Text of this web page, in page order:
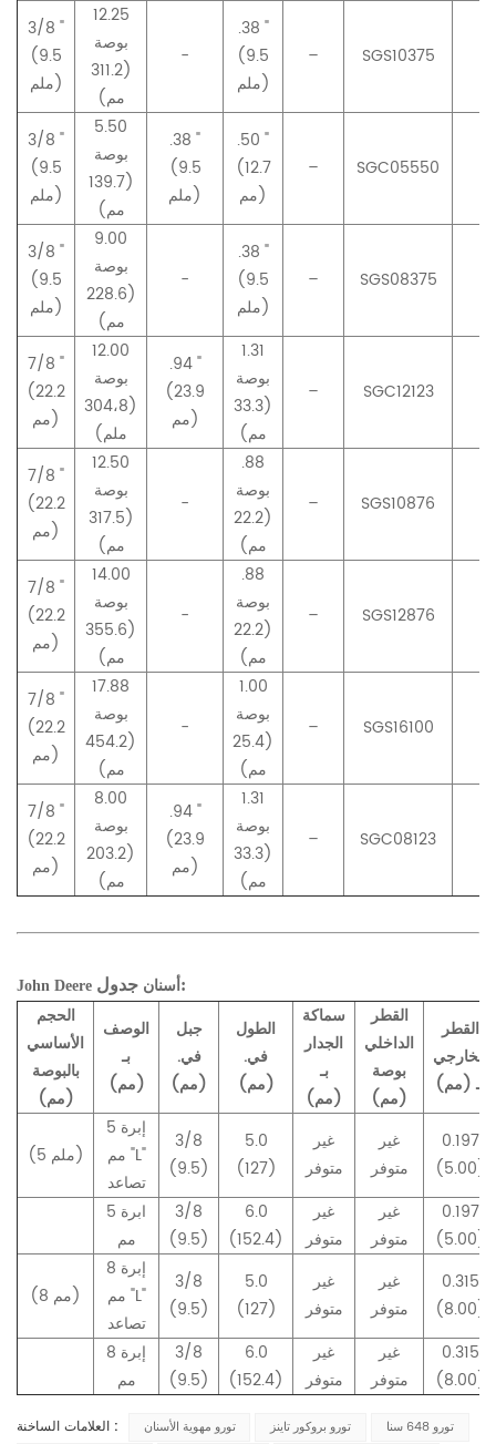
3/8 "
(9.5
ملم)
12.25
بوصة
(311.2
مم)
-
.38 "
(9.5
ملم)
– SGS10375
3/8 "
(9.5
ملم)
5.50
بوصة
(139.7
مم)
.38 "
(9.5
ملم)
.50 "
(12.7
مم)
– SGC05550
3/8 "
(9.5
ملم)
9.00
بوصة
(228.6
مم)
-
.38 "
(9.5
ملم)
– SGS08375
7/8 "
(22.2
مم)
12.00
بوصة
(304،8
ملم)
.94 "
(23.9
مم)
1.31
بوصة
(33.3
مم)
– SGC12123
7/8 "
(22.2
مم)
12.50
بوصة
(317.5
مم)
-
.88
بوصة
(22.2
مم)
– SGS10876
7/8 "
(22.2
مم)
14.00
بوصة
(355.6
مم)
-
.88
بوصة
(22.2
مم)
– SGS12876
7/8 "
(22.2
مم)
17.88
بوصة
(454.2
مم)
-
1.00
بوصة
(25.4
مم)
– SGS16100
7/8 "
(22.2
مم)
8.00
بوصة
(203.2
مم)
.94 "
(23.9
مم)
1.31
بوصة
(33.3
مم)
– SGC08123
John Deere أسنان جدول:
الحجم
الأساسي
بالبوصة
(مم)
الوصف
بـ
(مم)
جبل
في.
(مم)
الطول
في.
(مم)
سماكة
الجدار
بـ
(مم)
القطر
الداخلي
بوصة
(مم)
القطر
الخارجي
بـ (مم)
(5 ملم)
إبرة 5
مم "L"
تصاعد
3/8
(9.5)
5.0
(127)
غير
متوفر
غير
متوفر
0.197
(5.00)
ابرة 5
مم
3/8
(9.5)
6.0
(152.4)
غير
متوفر
غير
متوفر
0.197
(5.00)
(8 مم)
إبرة 8
مم "L"
تصاعد
3/8
(9.5)
5.0
(127)
غير
متوفر
غير
متوفر
0.315
(8.00)
إبرة 8
مم
3/8
(9.5)
6.0
(152.4)
غير
متوفر
غير
متوفر
0.315
(8.00)
العلامات الساخنة : تورو مهوية الأسنان تورو بروكور تاينز
تورو 648 سنا